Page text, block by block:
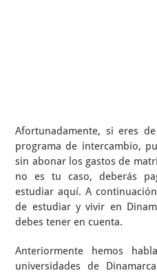
Afortunadamente, si eres
programa de intercambio,
sin abonar los gastos de
no es tu caso, deberás
estudiar aquí. A
de estudiar y vivir en
debes tener en cuenta.
Anteriormente hemos
universidades de